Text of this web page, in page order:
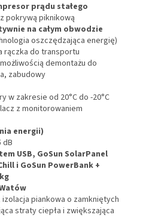
prądu stałego
pokrywą piknikową
na całym obwodzie
oszczędzająca energię)
rączka do transportu
demontażu do
zabudowy
w zakresie od 20°C do -20°C
z monitorowaniem
energii)
dB
USB, GoSun SolarPanel
i GoSun PowerBank +
piankowa o zamkniętych
straty ciepła i zwiększająca